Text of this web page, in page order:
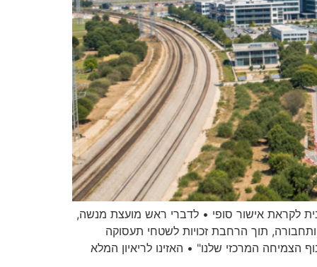
לקראת אישור סופי • לדברי ראש מועצת מנשה,
תוך הרחבת זכויות לשטחי תעסוקה
הצמיחה המרכזי שלנו" • האזינו לריאיון המלא